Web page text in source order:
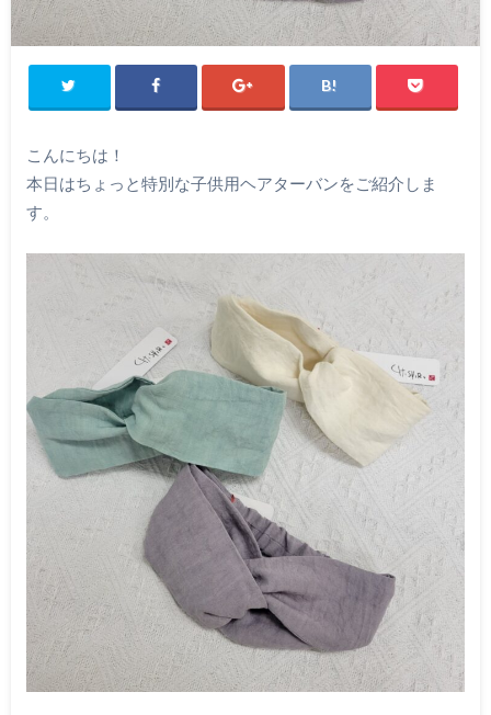
こんにちは！
本日はちょっと特別な子供用ヘアターバンをご紹介しま
す。